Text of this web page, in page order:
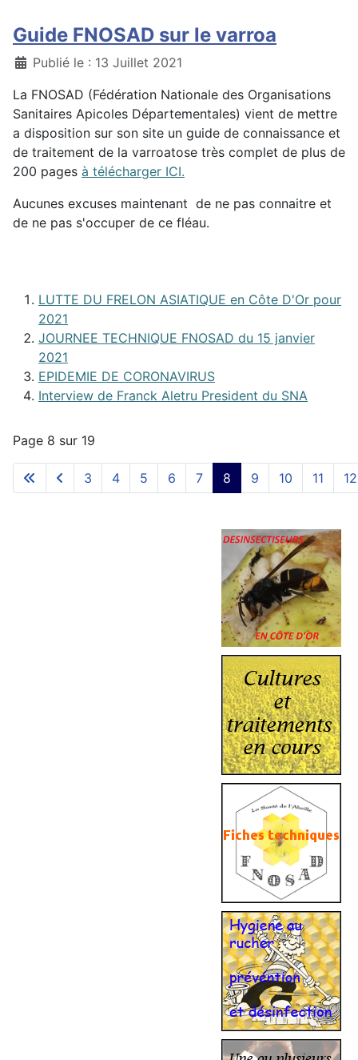
Guide FNOSAD sur le varroa
DétailsPublié le : 13 Juillet 2021
La FNOSAD (Fédération Nationale des Organisations
Sanitaires Apicoles Départementales) vient de mettre
a disposition sur son site un guide de connaissance et
de traitement de la varroatose très complet de plus de
200 pages à télécharger ICI.
Aucunes excuses maintenant de ne pas connaitre et
de ne pas s'occuper de ce fléau.
LUTTE DU FRELON ASIATIQUE en Côte D'Or pour
2021
JOURNEE TECHNIQUE FNOSAD du 15 janvier
2021
EPIDEMIE DE CORONAVIRUS
Interview de Franck Aletru President du SNA
Page 8 sur 19
3 4 5 6 7 8 9 10 11 12